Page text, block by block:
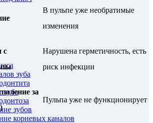
зуба
зуба
зубов
корневых каналов
В пульпе уже необратимые
изменения
с
Нарушена герметичность, есть
риск инфекции
за
Пульпа уже не функционирует